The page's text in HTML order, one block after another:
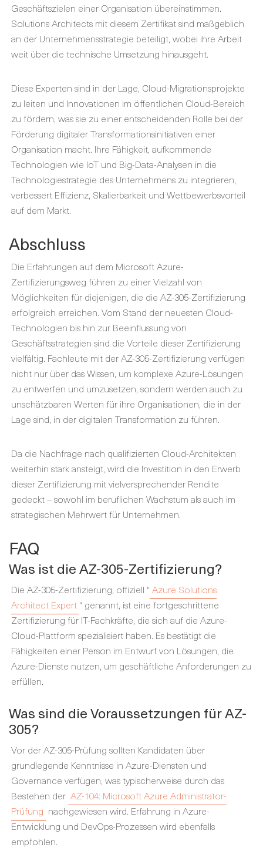
Geschäftszielen einer Organisation übereinstimmen.
Solutions Architects mit diesem Zertifikat sind maßgeblich
an der Unternehmensstrategie beteiligt, wobei ihre Arbeit
weit über die technische Umsetzung hinausgeht.
Diese Experten sind in der Lage, Cloud-Migrationsprojekte
zu leiten und Innovationen im öffentlichen Cloud-Bereich
zu fördern, was sie zu einer entscheidenden Rolle bei der
Förderung digitaler Transformationsinitiativen einer
Organisation macht. Ihre Fähigkeit, aufkommende
Technologien wie IoT und Big-Data-Analysen in die
Technologiestrategie des Unternehmens zu integrieren,
verbessert Effizienz, Skalierbarkeit und Wettbewerbsvorteil
auf dem Markt.
Abschluss
Die Erfahrungen auf dem Microsoft Azure-
Zertifizierungsweg führen zu einer Vielzahl von
Möglichkeiten für diejenigen, die die AZ-305-Zertifizierung
erfolgreich erreichen. Vom Stand der neuesten Cloud-
Technologien bis hin zur Beeinflussung von
Geschäftsstrategien sind die Vorteile dieser Zertifizierung
vielfältig. Fachleute mit der AZ-305-Zertifizierung verfügen
nicht nur über das Wissen, um komplexe Azure-Lösungen
zu entwerfen und umzusetzen, sondern werden auch zu
unschätzbaren Werten für ihre Organisationen, die in der
Lage sind, in der digitalen Transformation zu führen.
Da die Nachfrage nach qualifizierten Cloud-Architekten
weiterhin stark ansteigt, wird die Investition in den Erwerb
dieser Zertifizierung mit vielversprechender Rendite
gedeckt – sowohl im beruflichen Wachstum als auch im
strategischen Mehrwert für Unternehmen.
FAQ
Was ist die AZ-305-Zertifizierung?
Die AZ-305-Zertifizierung, offiziell " Azure Solutions
Architect Expert " genannt, ist eine fortgeschrittene
Zertifizierung für IT-Fachkräfte, die sich auf die Azure-
Cloud-Plattform spezialisiert haben. Es bestätigt die
Fähigkeiten einer Person im Entwurf von Lösungen, die
Azure-Dienste nutzen, um geschäftliche Anforderungen zu
erfüllen.
Was sind die Voraussetzungen für AZ-
305?
Vor der AZ-305-Prüfung sollten Kandidaten über
grundlegende Kenntnisse in Azure-Diensten und
Governance verfügen, was typischerweise durch das
Bestehen der AZ-104: Microsoft Azure Administrator-
Prüfung nachgewiesen wird. Erfahrung in Azure-
Entwicklung und DevOps-Prozessen wird ebenfalls
empfohlen.